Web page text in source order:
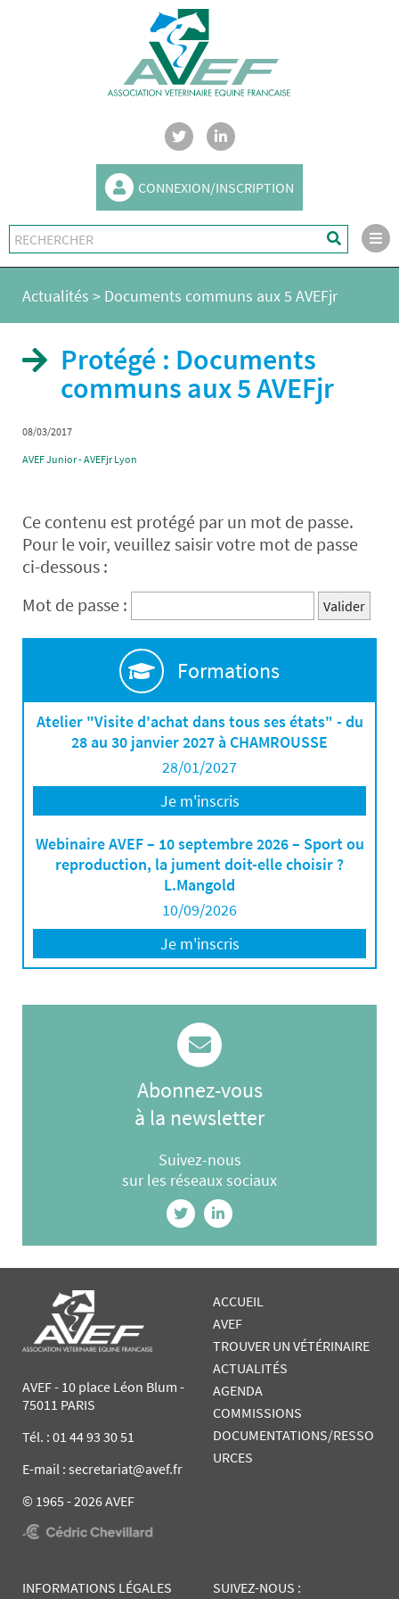
CONNEXION/INSCRIPTION
Actualités > Documents communs aux 5 AVEFjr
Protégé : Documents
communs aux 5 AVEFjr
08/03/2017
AVEF Junior - AVEFjr Lyon
Ce contenu est protégé par un mot de passe.
Pour le voir, veuillez saisir votre mot de passe
ci-dessous :
Mot de passe :
Formations
Atelier "Visite d'achat dans tous ses états" - du
28 au 30 janvier 2027 à CHAMROUSSE
28/01/2027
Je m'inscris
Webinaire AVEF – 10 septembre 2026 – Sport ou
reproduction, la jument doit-elle choisir ?
L.Mangold
10/09/2026
Je m'inscris
Abonnez-vous
à la newsletter
Suivez-nous
sur les réseaux sociaux
AVEF - 10 place Léon Blum -
75011 PARIS
Tél. : 01 44 93 30 51
E-mail : secretariat@avef.fr
© 1965 - 2026 AVEF
ACCUEIL
AVEF
TROUVER UN VÉTÉRINAIRE
ACTUALITÉS
AGENDA
COMMISSIONS
DOCUMENTATIONS/RESSO
URCES
INFORMATIONS LÉGALES SUIVEZ-NOUS :